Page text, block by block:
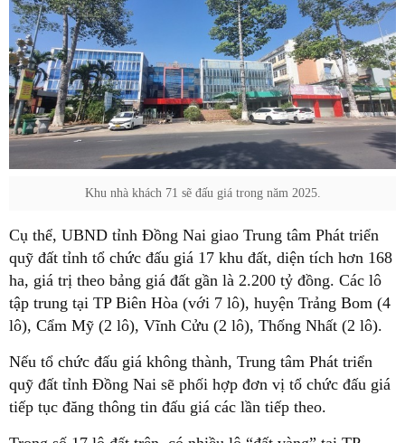
Khu nhà khách 71 sẽ đấu giá trong năm 2025.
Cụ thể, UBND tỉnh Đồng Nai giao Trung tâm Phát triển
quỹ đất tỉnh tổ chức đấu giá 17 khu đất, diện tích hơn 168
ha, giá trị theo bảng giá đất gần là 2.200 tỷ đồng. Các lô
tập trung tại TP Biên Hòa (với 7 lô), huyện Trảng Bom (4
lô), Cẩm Mỹ (2 lô), Vĩnh Cửu (2 lô), Thống Nhất (2 lô).
Nếu tổ chức đấu giá không thành, Trung tâm Phát triển
quỹ đất tỉnh Đồng Nai sẽ phối hợp đơn vị tổ chức đấu giá
tiếp tục đăng thông tin đấu giá các lần tiếp theo.